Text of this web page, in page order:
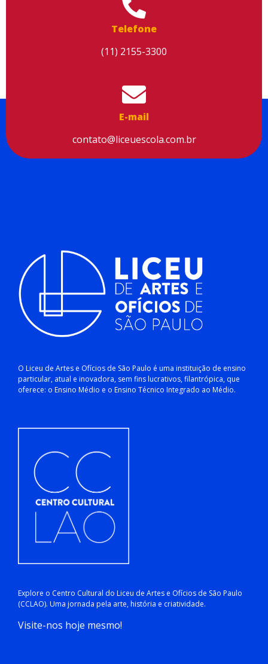
Telefone
(11) 2155-3300
E-mail
contato@liceuescola.com.br
O Liceu de Artes e Ofícios de São Paulo é uma instituição de ensino
particular, atual e inovadora, sem fins lucrativos, filantrópica, que
oferece: o Ensino Médio e o Ensino Técnico Integrado ao Médio.
Explore o Centro Cultural do Liceu de Artes e Ofícios de São Paulo
(CCLAO). Uma jornada pela arte, história e criatividade.
Visite-nos hoje mesmo!